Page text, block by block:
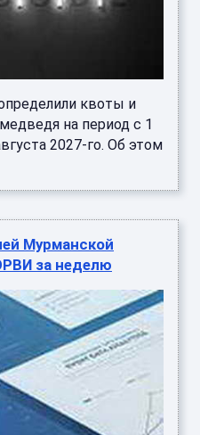
квоты и
на период с 1
2027-го. Об этом
Мурманской
за неделю